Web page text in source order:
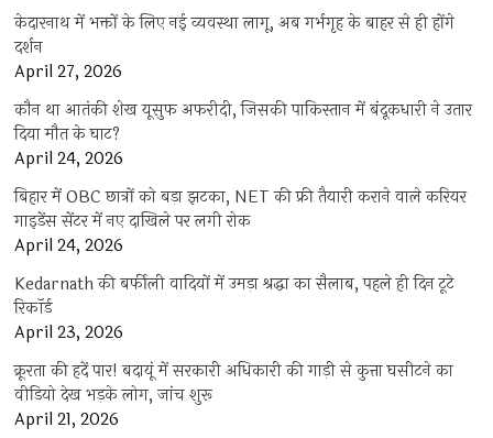
केदारनाथ में भक्तों के लिए नई व्यवस्था लागू, अब गर्भगृह के बाहर से ही होंगे
दर्शन
April 27, 2026
कौन था आतंकी शेख यूसुफ अफरीदी, जिसकी पाकिस्तान में बंदूकधारी ने उतार
दिया मौत के घाट?
April 24, 2026
बिहार में OBC छात्रों को बड़ा झटका, NET की फ्री तैयारी कराने वाले करियर
गाइडेंस सेंटर में नए दाखिले पर लगी रोक
April 24, 2026
Kedarnath की बर्फीली वादियों में उमड़ा श्रद्धा का सैलाब, पहले ही दिन टूटे
रिकॉर्ड
April 23, 2026
क्रूरता की हदें पार! बदायूं में सरकारी अधिकारी की गाड़ी से कुत्ता घसीटने का
वीडियो देख भड़के लोग, जांच शुरू
April 21, 2026